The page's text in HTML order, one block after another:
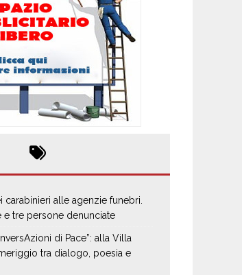
carabinieri alle agenzie funebri.
e tre persone denunciate
di Pace”: alla Villa
tra dialogo, poesia e